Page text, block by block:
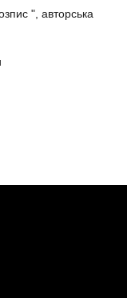
", авторська